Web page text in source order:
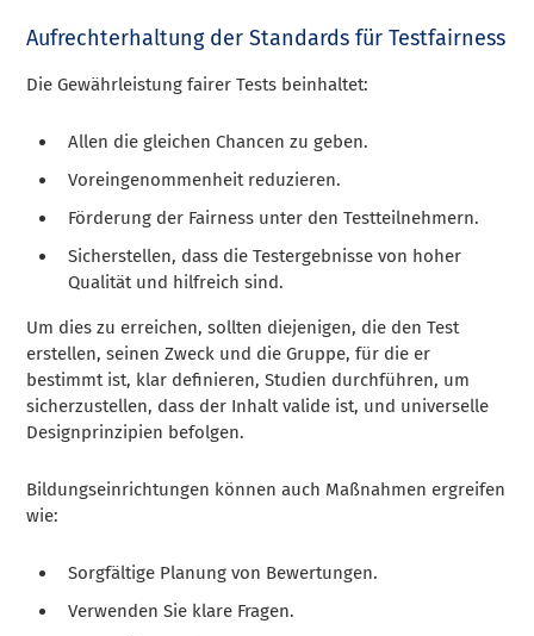
Aufrechterhaltung der Standards für Testfairness
Die Gewährleistung fairer Tests beinhaltet:
Allen die gleichen Chancen zu geben.
Voreingenommenheit reduzieren.
Förderung der Fairness unter den Testteilnehmern.
Sicherstellen, dass die Testergebnisse von hoher
Qualität und hilfreich sind.
Um dies zu erreichen, sollten diejenigen, die den Test
erstellen, seinen Zweck und die Gruppe, für die er
bestimmt ist, klar definieren, Studien durchführen, um
sicherzustellen, dass der Inhalt valide ist, und universelle
Designprinzipien befolgen.
Bildungseinrichtungen können auch Maßnahmen ergreifen
wie:
Sorgfältige Planung von Bewertungen.
Verwenden Sie klare Fragen.